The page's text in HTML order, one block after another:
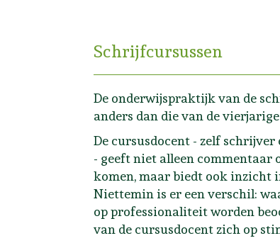
Schrijfcursussen
De onderwijspraktijk van de
anders dan die van de
De cursusdocent - zelf
- geeft niet alleen commentaar
komen, maar biedt ook inzicht
Niettemin is er een verschil:
op professionaliteit worden
van de cursusdocent zich op